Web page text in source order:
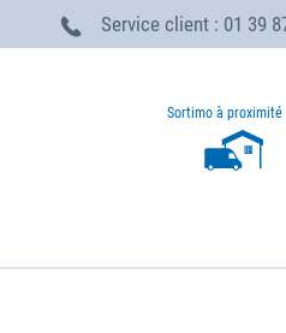
Service client : 01 39
Sortimo à proximité